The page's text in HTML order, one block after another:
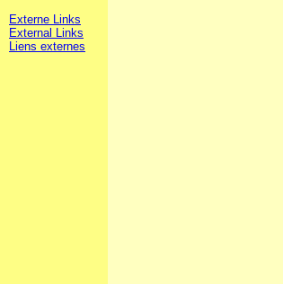
Externe Links
External Links
Liens externes